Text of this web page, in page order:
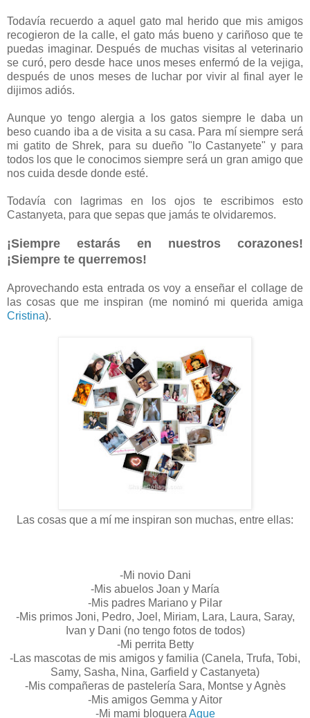
Todavía recuerdo a aquel gato mal herido que mis amigos
recogieron de la calle, el gato más bueno y cariñoso que te
puedas imaginar. Después de muchas visitas al veterinario
se curó, pero desde hace unos meses enfermó de la vejiga,
después de unos meses de luchar por vivir al final ayer le
dijimos adiós.
Aunque yo tengo alergia a los gatos siempre le daba un
beso cuando iba a de visita a su casa. Para mí siempre será
mi gatito de Shrek, para su dueño "lo Castanyete" y para
todos los que le conocimos siempre será un gran amigo que
nos cuida desde donde esté.
Todavía con lagrimas en los ojos te escribimos esto
Castanyeta, para que sepas que jamás te olvidaremos.
¡Siempre estarás en nuestros corazones!
¡Siempre te querremos!
Aprovechando esta entrada os voy a enseñar el collage de
las cosas que me inspiran (me nominó mi querida amiga
Cristina).
Las cosas que a mí me inspiran son muchas, entre ellas:
-Mi novio Dani
-Mis abuelos Joan y María
-Mis padres Mariano y Pilar
-Mis primos Joni, Pedro, Joel, Miriam, Lara, Laura, Saray,
Ivan y Dani (no tengo fotos de todos)
-Mi perrita Betty
-Las mascotas de mis amigos y familia (Canela, Trufa, Tobi,
Samy, Sasha, Nina, Garfield y Castanyeta)
-Mis compañeras de pastelería Sara, Montse y Agnès
-Mis amigos Gemma y Aitor
-Mi mami bloguera Ague